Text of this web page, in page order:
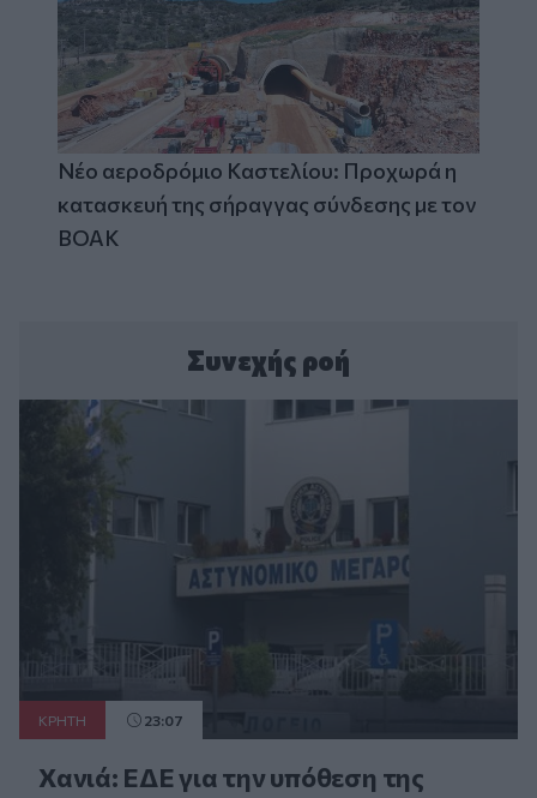
Νέο αεροδρόμιο Καστελίου: Προχωρά η
κατασκευή της σήραγγας σύνδεσης με τον
ΒΟΑΚ
Συνεχής ροή
ΚΡΗΤΗ 23:07
Χανιά: ΕΔΕ για την υπόθεση της